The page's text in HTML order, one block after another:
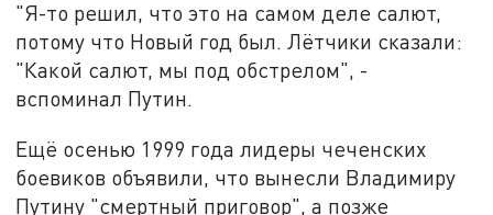
"Я-то решил, что это на самом деле салют,
потому что Новый год был. Лётчики сказали:
"Какой салют, мы под обстрелом", -
вспоминал Путин.
Ещё осенью 1999 года лидеры чеченских
боевиков объявили, что вынесли Владимиру
Путину "смертный приговор", а позже